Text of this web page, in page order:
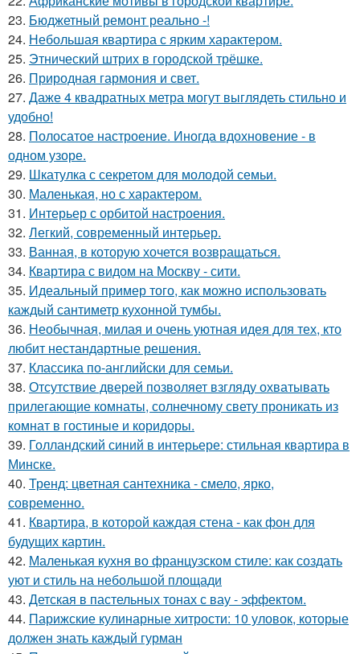
23. Бюджетный ремонт реально -!
24. Небольшая квартира с ярким характером.
25. Этнический штрих в городской трёшке.
26. Природная гармония и свет.
27. Даже 4 квадратных метра могут выглядеть стильно и
удобно!
28. Полосатое настроение. Иногда вдохновение - в
одном узоре.
29. Шкатулка с секретом для молодой семьи.
30. Маленькая, но с характером.
31. Интерьер с орбитой настроения.
32. Легкий, современный интерьер.
33. Ванная, в которую хочется возвращаться.
34. Квартира с видом на Москву - сити.
35. Идеальный пример того, как можно использовать
каждый сантиметр кухонной тумбы.
36. Необычная, милая и очень уютная идея для тех, кто
любит нестандартные решения.
37. Классика по-английски для семьи.
38. Отсутствие дверей позволяет взгляду охватывать
прилегающие комнаты, солнечному свету проникать из
комнат в гостиные и коридоры.
39. Голландский синий в интерьере: стильная квартира в
Минске.
40. Тренд: цветная сантехника - смело, ярко,
современно.
41. Квартира, в которой каждая стена - как фон для
будущих картин.
42. Маленькая кухня во французском стиле: как создать
уют и стиль на небольшой площади
43. Детская в пастельных тонах с вау - эффектом.
44. Парижские кулинарные хитрости: 10 уловок, которые
должен знать каждый гурман